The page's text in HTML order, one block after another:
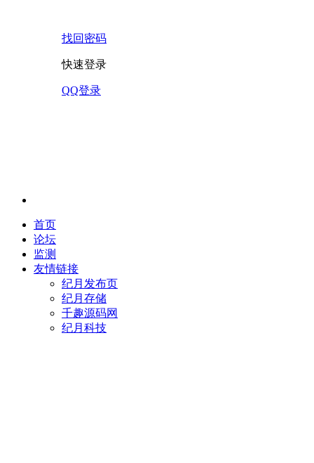
找回密码
快速登录
QQ登录
首页
论坛
监测
友情链接
纪月发布页
纪月存储
千趣源码网
纪月科技